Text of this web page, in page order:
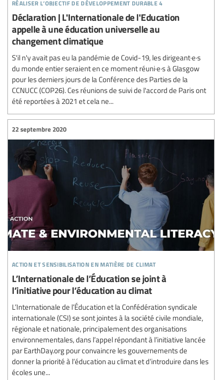
Déclaration | L'Internationale de l'Education
appelle à une éducation universelle au
changement climatique
S'il n'y avait pas eu la pandémie de Covid-19, les dirigeant·e·s
du monde entier seraient en ce moment réuni·e·s à Glasgow
pour les derniers jours de la Conférence des Parties de la
CCNUCC (COP26). Ces réunions de suivi de l'accord de Paris ont
été reportées à 2021 et cela ne...
action et sensibilisation en matière de climat
22 septembre 2020
L’Internationale de l’Éducation se joint à
l’initiative pour l’éducation au climat
L’Internationale de l’Éducation et la Confédération syndicale
internationale (CSI) se sont jointes à la société civile mondiale,
régionale et nationale, principalement des organisations
environnementales, dans l’appel répondant à l’initiative lancée
par EarthDay.org pour convaincre les gouvernements de
donner la priorité à l’éducation au climat et d’introduire dans les
écoles une...